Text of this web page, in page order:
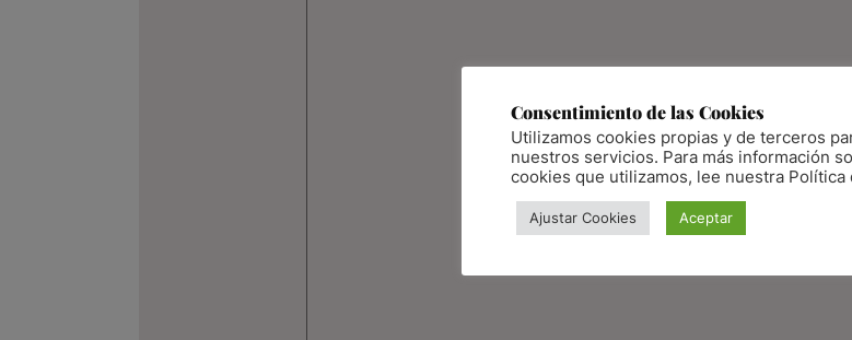
Consentimiento de las Cookies
Utilizamos cookies propias y de terceros
nuestros servicios. Para más información
cookies que utilizamos, lee nuestra Política
Ajustar Cookies Aceptar